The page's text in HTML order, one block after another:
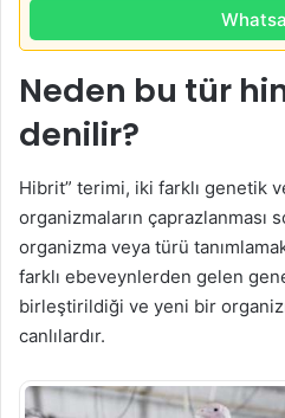
Neden bu tür
denilir?
Hibrit” terimi, iki farklı genetik
organizmaların çaprazlanması
organizma veya türü
farklı ebeveynlerden gelen
birleştirildiği ve yeni bir
canlılardır.